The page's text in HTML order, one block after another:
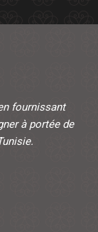
fournissant
à portée de